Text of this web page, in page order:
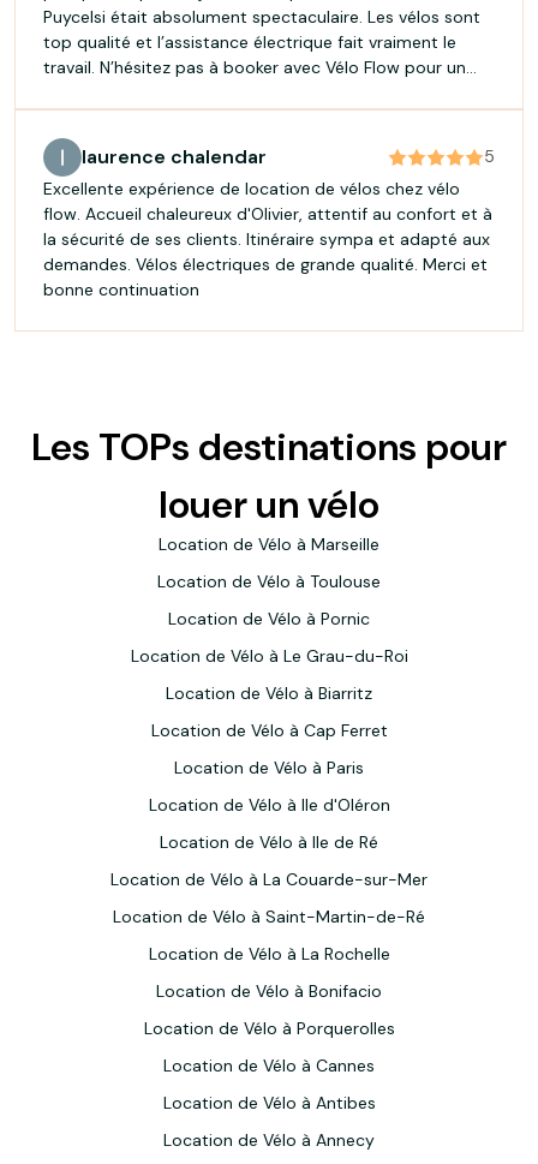
Puycelsi était absolument spectaculaire. Les vélos sont
top qualité et l’assistance électrique fait vraiment le
travail. N’hésitez pas à booker avec Vélo Flow pour un
laurence chalendar
5
Excellente expérience de location de vélos chez vélo
flow. Accueil chaleureux d'Olivier, attentif au confort et à
la sécurité de ses clients. Itinéraire sympa et adapté aux
demandes. Vélos électriques de grande qualité. Merci et
bonne continuation
Les TOPs destinations pour
louer un vélo
Location de Vélo à Marseille
Location de Vélo à Toulouse
Location de Vélo à Pornic
Location de Vélo à Le Grau-du-Roi
Location de Vélo à Biarritz
Location de Vélo à Cap Ferret
Location de Vélo à Paris
Location de Vélo à Ile d'Oléron
Location de Vélo à Ile de Ré
Location de Vélo à La Couarde-sur-Mer
Location de Vélo à Saint-Martin-de-Ré
Location de Vélo à La Rochelle
Location de Vélo à Bonifacio
Location de Vélo à Porquerolles
Location de Vélo à Cannes
Location de Vélo à Antibes
Location de Vélo à Annecy